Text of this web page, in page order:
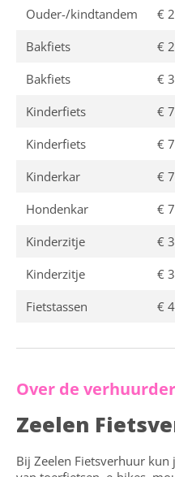
Ouder-/kindtandem
€
Bakfiets
€
Bakfiets
€
Kinderfiets
€
Kinderfiets
€
Kinderkar
€
Hondenkar
€
Kinderzitje
€
Kinderzitje
€
Fietstassen
€
Over de verhuurder
Zeelen
Bij Zeelen Fietsverhuur